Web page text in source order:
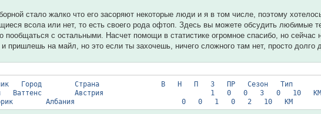
стало жалко что его засоряют некоторые люди и я в том числе, поэтому
всола или нет, то есть своего рода офтоп. Здесь вы можете обсудить любимые
пообщаться с остальными. Насчет помощи в статистике огромное спасибо, но сейчас
пришлешь на майл, но это если ты захочешь, ничего сложного там нет, просто долго
Город Страна В Н П З ПР Сезон Тип
Сваровски Ваттенс Австрия 1 0 0 3 0 10 КМ
Цёррик Албания 0 0 1 0 2 10 КМ